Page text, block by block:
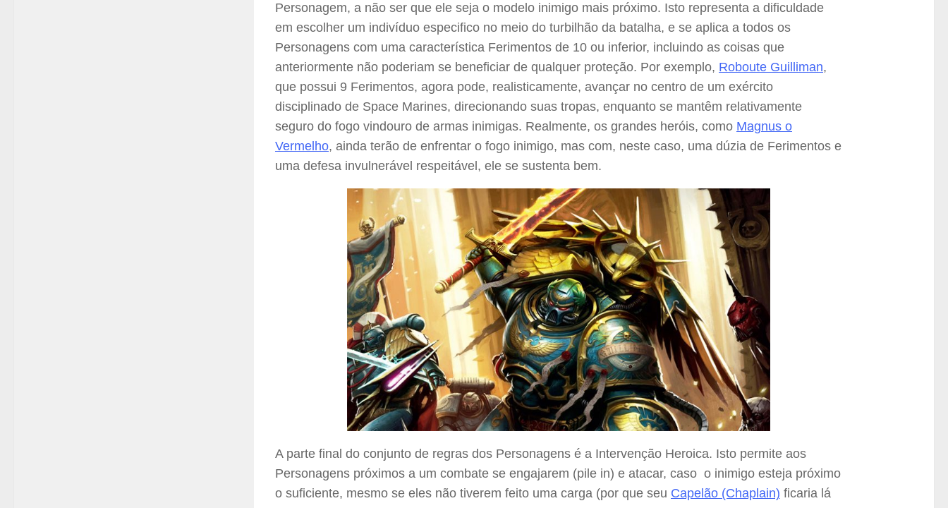
Personagem, a não ser que ele seja o modelo inimigo mais próximo. Isto representa a dificuldade
em escolher um indivíduo especifico no meio do turbilhão da batalha, e se aplica a todos os
Personagens com uma característica Ferimentos de 10 ou inferior, incluindo as coisas que
anteriormente não poderiam se beneficiar de qualquer proteção. Por exemplo, Roboute Guilliman,
que possui 9 Ferimentos, agora pode, realisticamente, avançar no centro de um exército
disciplinado de Space Marines, direcionando suas tropas, enquanto se mantêm relativamente
seguro do fogo vindouro de armas inimigas. Realmente, os grandes heróis, como Magnus o
Vermelho, ainda terão de enfrentar o fogo inimigo, mas com, neste caso, uma dúzia de Ferimentos e
uma defesa invulnerável respeitável, ele se sustenta bem.
A parte final do conjunto de regras dos Personagens é a Intervenção Heroica. Isto permite aos
Personagens próximos a um combate se engajarem (pile in) e atacar, caso o inimigo esteja próximo
o suficiente, mesmo se eles não tiverem feito uma carga (por que seu Capelão (Chaplain) ficaria lá